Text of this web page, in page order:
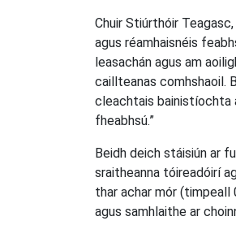
Chuir Stiúrthóir
agus réamhaisnéis
leasachán agus am
caillteanas comhshaoil.
cleachtais bainistíochta
fheabhsú.”
Beidh deich stáisiún ar
sraitheanna tóireadóirí
thar achar mór (timpeall
agus samhlaithe ar